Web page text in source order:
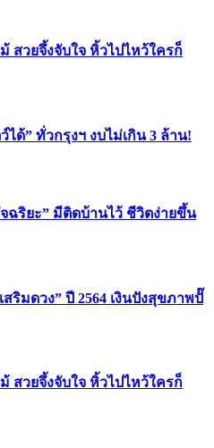
สวยจึ้งจับใจ หิ้วไปไหว้ใครก็
ได้” ทั่วกรุงฯ งบไม่เกิน 3 ล้าน!
ฉริยะ” มีติดบ้านไว้ ชีวิตง่ายขึ้น
ริมดวง” ปี 2564 เงินปังสุขภาพปั๊
สวยจึ้งจับใจ หิ้วไปไหว้ใครก็